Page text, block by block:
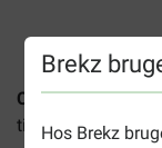
Brekz
Hos Brekz
Catisfactions
til din kat, med en